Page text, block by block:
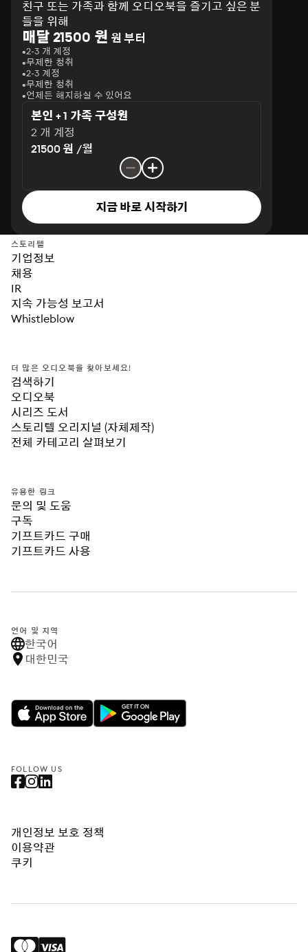
친구 또는 가족과 함께 오디오북을 즐기고 싶은 분
들을 위해
매달 21500 원 원 부터
2-3 개 계정
무제한 청취
2-3 계정
무제한 청취
언제든 해지하실 수 있어요
본인 + 1 가족 구성원
2 개 계정
21500 원 /월
지금 바로 시작하기
스토리텔
기업정보
채용
IR
지속 가능성 보고서
Whistleblow
더 많은 오디오북을 찾아보세요!
검색하기
오디오북
시리즈 도서
스토리텔 오리지널 (자체제작)
전체 카테고리 살펴보기
유용한 링크
문의 및 도움
구독
기프트카드 구매
기프트카드 사용
언어 및 지역
한국어
대한민국
FOLLOW US
개인정보 보호 정책
이용약관
쿠키